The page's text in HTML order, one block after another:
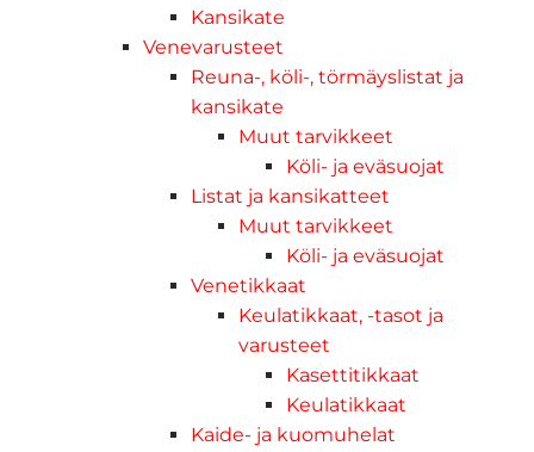
Kansikate
Venevarusteet
Reuna-, köli-, törmäyslistat ja
kansikate
Muut tarvikkeet
Köli- ja eväsuojat
Listat ja kansikatteet
Muut tarvikkeet
Köli- ja eväsuojat
Venetikkaat
Keulatikkaat, -tasot ja
varusteet
Kasettitikkaat
Keulatikkaat
Kaide- ja kuomuhelat